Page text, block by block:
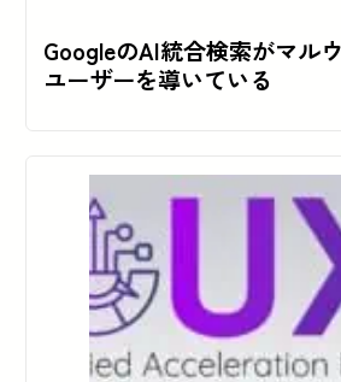
GoogleのAI統合検索がマル
ユーザーを導いている